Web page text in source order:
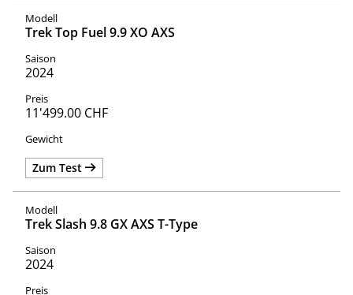
Trek Top Fuel 9.9 XO AXS
2024
11'499.00 CHF
Zum Test
Trek Slash 9.8 GX AXS T-Type
2024